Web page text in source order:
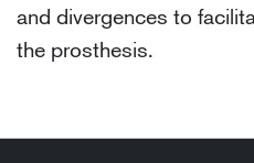
and divergences to
the prosthesis.